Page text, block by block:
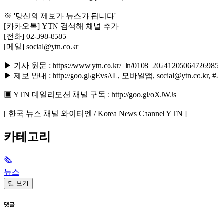
※ '당신의 제보가 뉴스가 됩니다'
[카카오톡] YTN 검색해 채널 추가
[전화] 02-398-8585
[메일] social@ytn.co.kr
▶ 기사 원문 : https://www.ytn.co.kr/_ln/
▶ 제보 안내 : http://goo.gl/gEvsAL, 모바일앱, social@ytn.co.kr,
▣ YTN 데일리모션 채널 구독 : http://goo.gl/oXJWJs
[ 한국 뉴스 채널 와이티엔 / Korea News Channel YTN ]
카테고리
🗞
뉴스
덜 보기
댓글